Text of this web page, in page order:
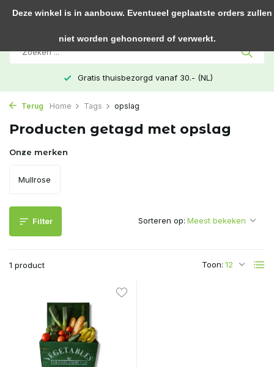
Gratis thuisbezorgd vanaf 30.- (NL)
Terug Home Tags opslag
Producten getagd met opslag
Onze merken
Mullrose
Filter
1 product Toon:
Sorteren op:
Deze winkel is in aanbouw. Eventueel geplaatste orders zullen
niet worden gehonoreerd of verwerkt.